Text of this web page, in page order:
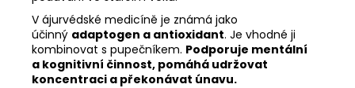
V ájurvédské medicíně je známá jako
účinný adaptogen a antioxidant. Je vhodné ji
kombinovat s pupečníkem. Podporuje mentální
a kognitivní činnost, pomáhá udržovat
koncentraci a překonávat únavu.
Kč